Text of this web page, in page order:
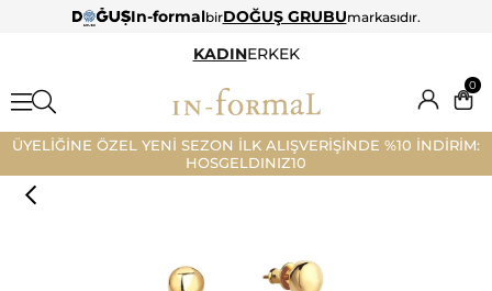
In-formalbirDOĞUŞ GRUBUmarkasıdır.
KADINERKEK
0
ÜYELİĞİNE ÖZEL YENİ SEZON İLK ALIŞVERİŞİNDE %10 İNDİRİM:
HOSGELDINIZ10